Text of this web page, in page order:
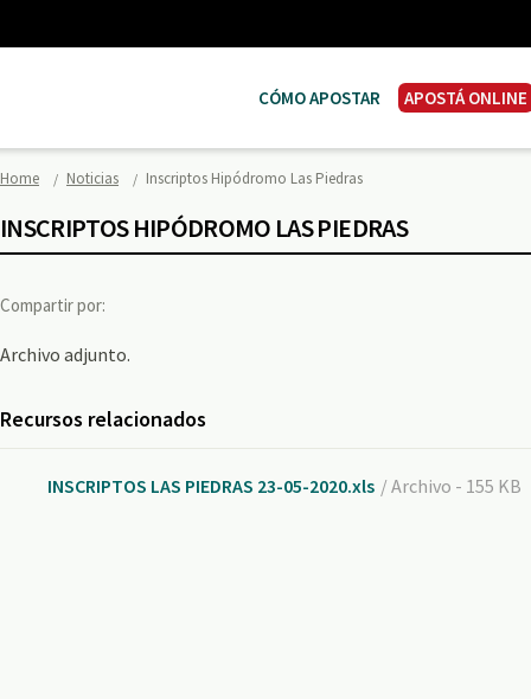
CÓMO APOSTAR APOSTÁ ONLINE
Home Noticias Inscriptos Hipódromo Las Piedras
INSCRIPTOS HIPÓDROMO LAS PIEDRAS
Compartir por:
Archivo adjunto.
Recursos relacionados
INSCRIPTOS LAS PIEDRAS 23-05-2020.xls / Archivo - 155 KB